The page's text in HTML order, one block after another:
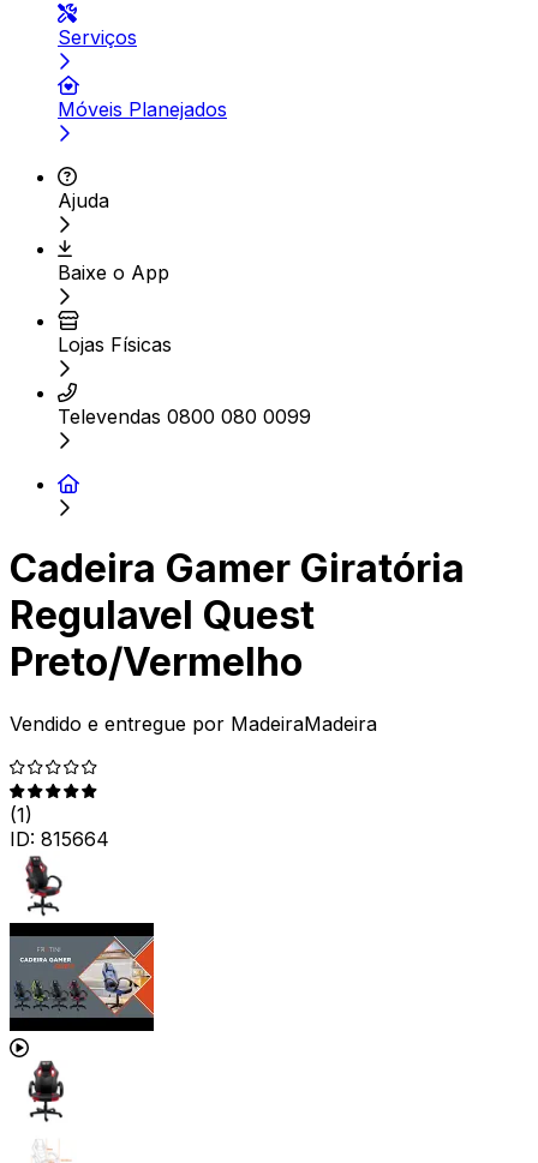
Serviços
Móveis Planejados
Ajuda
Baixe o App
Lojas Físicas
Televendas 0800 080 0099
Cadeira Gamer Giratória
Regulavel Quest
Preto/Vermelho
Vendido e entregue por MadeiraMadeira
(1)
ID: 815664